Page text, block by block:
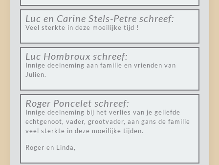
Luc en Carine Stels-Petre schreef:
Veel sterkte in deze moeilijke tijd !
Luc Hombroux schreef:
Innige deelneming aan familie en vrienden van
Julien.
Roger Poncelet schreef:
Innige deelneming bij het verlies van je geliefde
echtgenoot, vader, grootvader, aan gans de familie
veel sterkte in deze moeilijke tijden.
Roger en Linda,